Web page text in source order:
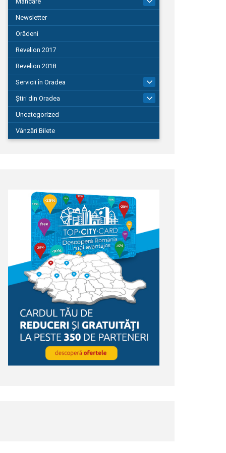
Newsletter
Orădeni
Revelion 2017
Revelion 2018
Servicii în Oradea
104
Știri din Oradea
1.127
Uncategorized
Vânzări Bilete